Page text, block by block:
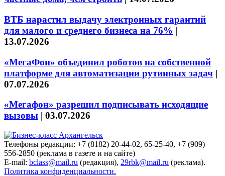
ВТБ нарастил выдачу электронных гарантий
для малого и среднего бизнеса на 76% |
13.07.2026
«МегаФон» объединил роботов на собственной
платформе для автоматизации рутинных задач |
07.07.2026
«Мегафон» разрешил подписывать исходящие
вызовы | 03.07.2026
Телефоны редакции: +7 (8182) 20-44-02, 65-25-40, +7 (909)
556-2850 (реклама в газете и на сайте)
E-mail: bclass@mail.ru (редакция), 29rbk@mail.ru (реклама).
Политика конфиденциальности.